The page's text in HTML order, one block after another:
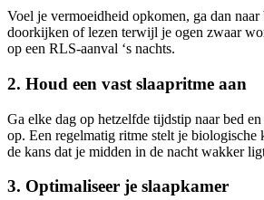
Voel je vermoeidheid opkomen, ga dan naar
doorkijken of lezen terwijl je ogen zwaar
op een RLS-aanval ‘s nachts.
2. Houd een vast slaapritme aan
Ga elke dag op hetzelfde tijdstip naar bed
op. Een regelmatig ritme stelt je biologische
de kans dat je midden in de nacht wakker
3. Optimaliseer je slaapkamer